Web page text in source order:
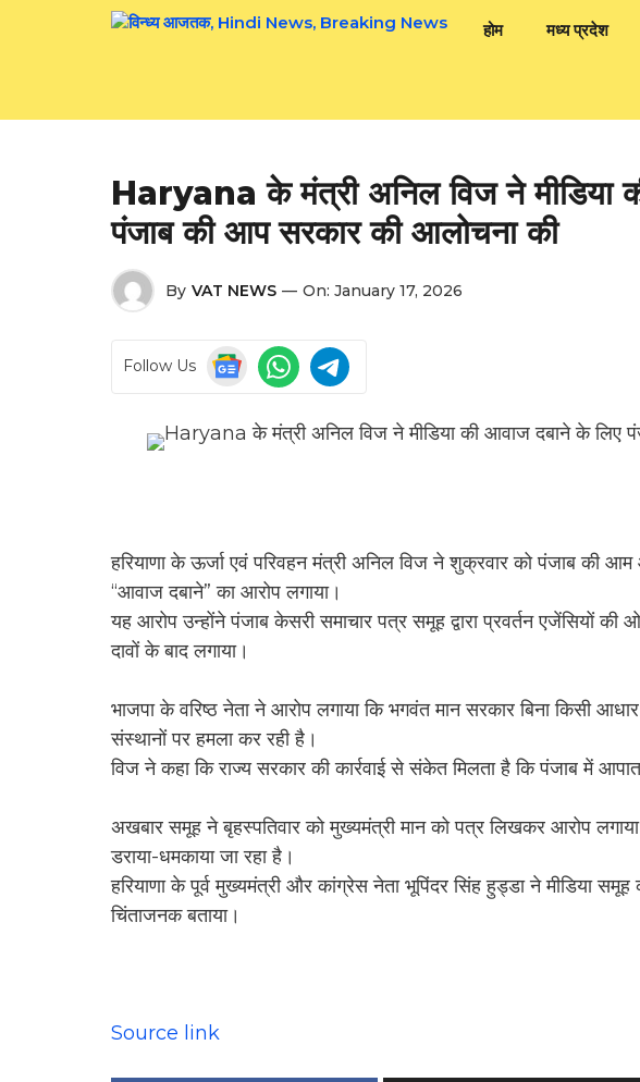
होम मध्य प्रदेश
Haryana के मंत्री अनिल विज ने मीडिया
पंजाब की आप सरकार की आलोचना की
By VAT NEWS — On: January 17, 2026
Follow Us
हरियाणा के ऊर्जा एवं परिवहन मंत्री अनिल विज ने शुक्रवार को पंजाब की आम
“आवाज दबाने” का आरोप लगाया।
यह आरोप उन्होंने पंजाब केसरी समाचार पत्र समूह द्वारा प्रवर्तन एजेंसियों
दावों के बाद लगाया।
भाजपा के वरिष्ठ नेता ने आरोप लगाया कि भगवंत मान सरकार बिना किसी
संस्थानों पर हमला कर रही है।
विज ने कहा कि राज्य सरकार की कार्रवाई से संकेत मिलता है कि पंजाब में
अखबार समूह ने बृहस्पतिवार को मुख्यमंत्री मान को पत्र लिखकर आरोप
डराया-धमकाया जा रहा है।
हरियाणा के पूर्व मुख्यमंत्री और कांग्रेस नेता भूपिंदर सिंह हुड्डा ने मीडिया
चिंताजनक बताया।
Source link